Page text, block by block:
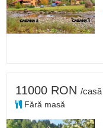
11000 RON /casă
Fără masă